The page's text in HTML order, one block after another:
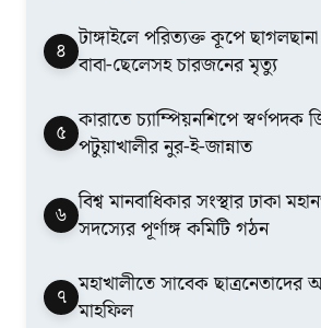
৪ টাঙ্গাইলে পরিত্যক্ত কূপে
বাবা-ছেলেসহ চারজনের মৃত্যু
৫ কারাতে চ্যাম্পিয়নশিপে স্বর্ণপদক
পটুয়াখালীর নুর-ই-জান্নাত
৬ বিশ্ব মানবাধিকার সংস্থার ঢাকা
সদস্যের পূর্ণাঙ্গ কমিটি গঠন
৭ মহাখালীতে সাবেক
মাহফিল